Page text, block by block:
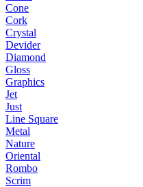
Cone
Cork
Crystal
Devider
Diamond
Gloss
Graphics
Jet
Just
Line Square
Metal
Nature
Oriental
Rombo
Scrim